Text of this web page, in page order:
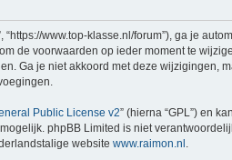
“https://www.top-klasse.nl/forum”), ga je
de voorwaarden op ieder moment te
Ga je niet akkoord met deze wijzigingen,
Public License v2” (hierna “GPL”) en
phpBB Limited is niet
website www.raimon.nl .